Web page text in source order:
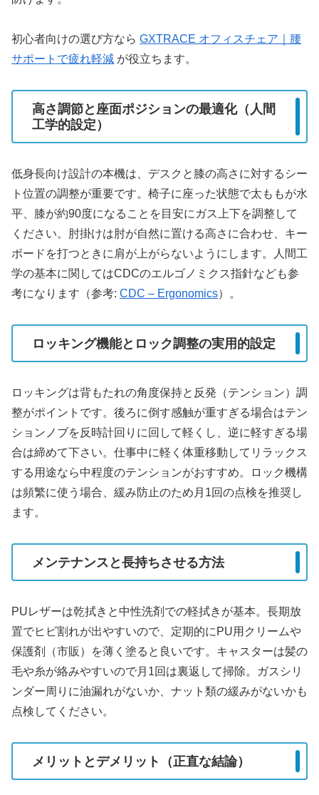
初心者向けの選び方なら GXTRACE オフィスチェア｜腰
サポートで疲れ軽減 が役立ちます。
高さ調節と座面ポジションの最適化（人間
工学的設定）
低身長向け設計の本機は、デスクと膝の高さに対するシー
ト位置の調整が重要です。椅子に座った状態で太ももが水
平、膝が約90度になることを目安にガス上下を調整して
ください。肘掛けは肘が自然に置ける高さに合わせ、キー
ボードを打つときに肩が上がらないようにします。人間工
学の基本に関してはCDCのエルゴノミクス指針なども参
考になります（参考: CDC – Ergonomics）。
ロッキング機能とロック調整の実用的設定
ロッキングは背もたれの角度保持と反発（テンション）調
整がポイントです。後ろに倒す感触が重すぎる場合はテン
ションノブを反時計回りに回して軽くし、逆に軽すぎる場
合は締めて下さい。仕事中に軽く体重移動してリラックス
する用途なら中程度のテンションがおすすめ。ロック機構
は頻繁に使う場合、緩み防止のため月1回の点検を推奨し
ます。
メンテナンスと長持ちさせる方法
PUレザーは乾拭きと中性洗剤での軽拭きが基本。長期放
置でヒビ割れが出やすいので、定期的にPU用クリームや
保護剤（市販）を薄く塗ると良いです。キャスターは髪の
毛や糸が絡みやすいので月1回は裏返して掃除。ガスシリ
ンダー周りに油漏れがないか、ナット類の緩みがないかも
点検してください。
メリットとデメリット（正直な結論）